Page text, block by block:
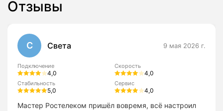
Отзывы
С Света 9 мая 2026 г.
Подключение
4,0
Скорость
4,0
Стабильность
5,0
Сервис
4,0
Мастер Ростелеком пришёл вовремя, всё настроил